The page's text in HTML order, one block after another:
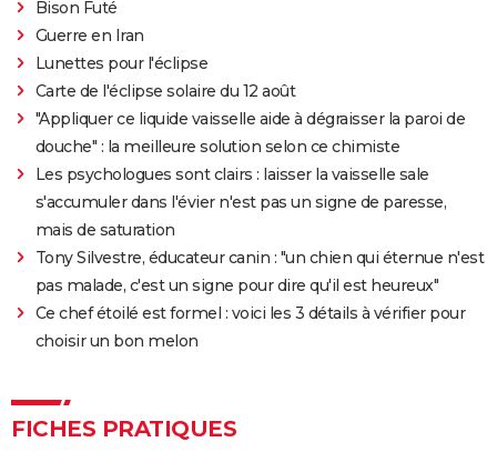
Bison Futé
Guerre en Iran
Lunettes pour l'éclipse
Carte de l'éclipse solaire du 12 août
"Appliquer ce liquide vaisselle aide à dégraisser la paroi de
douche" : la meilleure solution selon ce chimiste
Les psychologues sont clairs : laisser la vaisselle sale
s'accumuler dans l'évier n'est pas un signe de paresse,
mais de saturation
Tony Silvestre, éducateur canin : "un chien qui éternue n'est
pas malade, c'est un signe pour dire qu'il est heureux"
Ce chef étoilé est formel : voici les 3 détails à vérifier pour
choisir un bon melon
FICHES PRATIQUES